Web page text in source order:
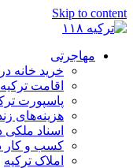
Skip to content
مهاجرتی
خرید خانه
اقامت ترکیه
پاسپورت
هزینه‌های
اسناد ملکی
کسب و کار
املاک ترکیه